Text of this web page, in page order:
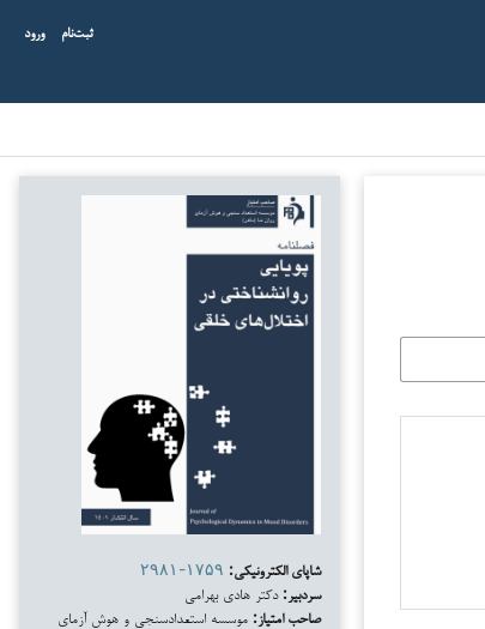
ثبت‌نام ورود
شاپای الکترونیکی: ۲۹۸۱-۱۷۵۹
سردبیر: دکتر هادی بهرامی
صاحب امتیاز: موسسه استعدادسنجی و هوش آزمای